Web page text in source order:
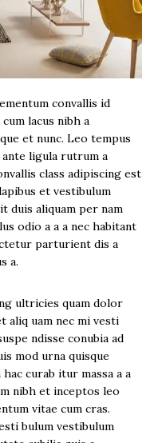
convallis id
lacus nibh a
et nunc. Leo tempus
ligula rutrum a
class adipiscing est
et vestibulum
duis aliquam per nam
odio a a a nec habitant
parturient dis a
a.
ultricies quam dolor
aliq uam nec mi vesti
ndisse conubia ad
mod urna quisque
curab itur massa a a
nibh et inceptos leo
vitae cum cras.
bulum vestibulum